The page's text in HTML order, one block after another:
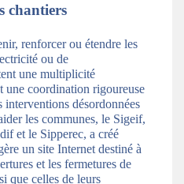
chantiers
renforcer ou étendre les
ou de
une multiplicité
une coordination rigoureuse
désordonnées
les communes, le Sigeif,
et le Sipperec, a créé
un site Internet destiné à
et les fermetures de
que celles de leurs